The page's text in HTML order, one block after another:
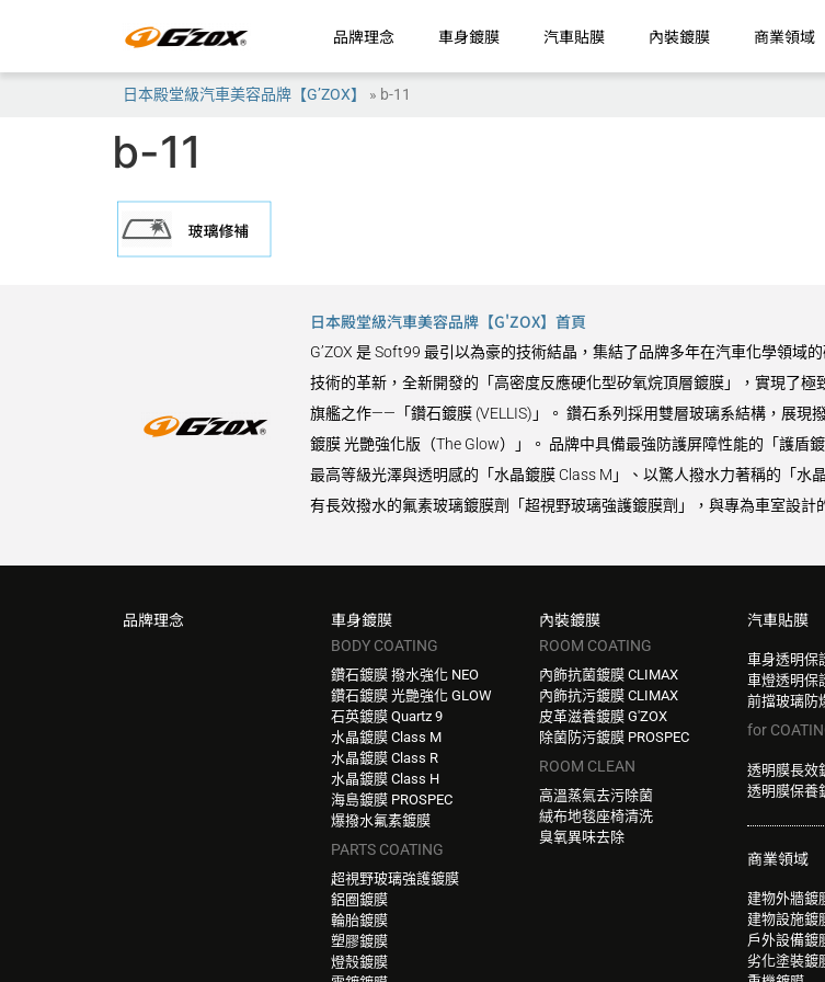
品牌理念 車身鍍膜 汽車貼膜 內裝鍍膜 商業領域
日本殿堂級汽車美容品牌【G’ZOX】 » b-11
b-11
日本殿堂級汽車美容品牌【G'ZOX】首頁
G’ZOX 是 Soft99 最引以為豪的技術結晶，集結了品牌多年在汽車化學領
技術的革新，全新開發的「高密度反應硬化型矽氧烷頂層鍍膜」，實現了
旗艦之作——「鑽石鍍膜 (VELLIS)」。 鑽石系列採用雙層玻璃系結構，展現
鍍膜 光艷強化版（The Glow）」。 品牌中具備最強防護屏障性能的「護盾
最高等級光澤與透明感的「水晶鍍膜 Class M」、以驚人撥水力著稱的「水
有長效撥水的氟素玻璃鍍膜劑「超視野玻璃強護鍍膜劑」，與專為車室設計
品牌理念 車身鍍膜
BODY COATING
鑽石鍍膜 撥水強化 NEO
鑽石鍍膜 光艷強化 GLOW
石英鍍膜 Quartz 9
水晶鍍膜 Class M
水晶鍍膜 Class R
水晶鍍膜 Class H
海島鍍膜 PROSPEC
爆撥水氟素鍍膜
PARTS COATING
超視野玻璃強護鍍膜
鋁圈鍍膜
輪胎鍍膜
塑膠鍍膜
燈殼鍍膜
內裝鍍膜
ROOM COATING
內飾抗菌鍍膜 CLIMAX
內飾抗污鍍膜 CLIMAX
皮革滋養鍍膜 G'ZOX
除菌防污鍍膜 PROSPEC
ROOM CLEAN
高溫蒸氣去污除菌
絨布地毯座椅清洗
臭氧異味去除
汽車貼膜
車身透明保
車燈透明保
前擋玻璃防
for
透明膜長效
透明膜保養
商業領域
建物外牆鍍
建物設施鍍
戶外設備鍍
劣化塗裝鍍